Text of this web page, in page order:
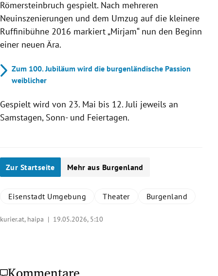
Römersteinbruch gespielt. Nach mehreren
Neuinszenierungen und dem Umzug auf die kleinere
Ruffinibühne 2016 markiert „Mirjam“ nun den Beginn
einer neuen Ära.
Zum 100. Jubiläum wird die burgenländische Passion
weiblicher
Gespielt wird von 23. Mai bis 12. Juli jeweils an
Samstagen, Sonn- und Feiertagen.
Zur Startseite Mehr aus Burgenland
Eisenstadt Umgebung Theater Burgenland
kurier.at, haipa | 19.05.2026, 5:10